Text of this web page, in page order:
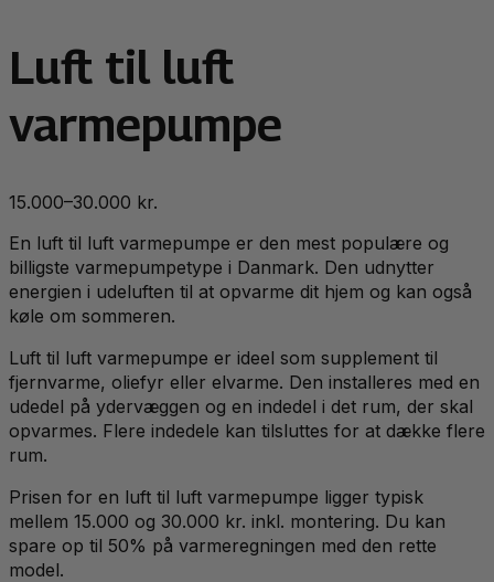
Luft til luft
varmepumpe
15.000–30.000 kr.
En luft til luft varmepumpe er den mest populære og
billigste varmepumpetype i Danmark. Den udnytter
energien i udeluften til at opvarme dit hjem og kan også
køle om sommeren.
Luft til luft varmepumpe er ideel som supplement til
fjernvarme, oliefyr eller elvarme. Den installeres med en
udedel på ydervæggen og en indedel i det rum, der skal
opvarmes. Flere indedele kan tilsluttes for at dække flere
rum.
Prisen for en luft til luft varmepumpe ligger typisk
mellem 15.000 og 30.000 kr. inkl. montering. Du kan
spare op til 50% på varmeregningen med den rette
model.